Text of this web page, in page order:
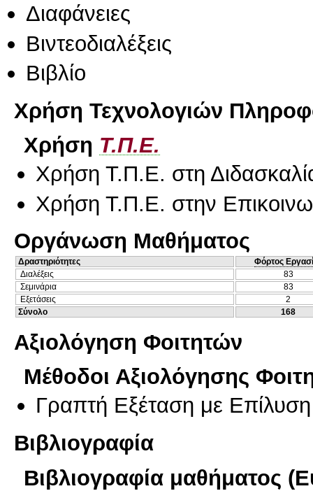
Διαφάνειες
Βιντεοδιαλέξεις
Βιβλίο
Χρήση Τεχνολογιών
Χρήση Τ.Π.Ε.
Χρήση Τ.Π.Ε. στη
Χρήση Τ.Π.Ε. στην
Οργάνωση Μαθήματος
Δραστηριότητες
Φόρτος
Διαλέξεις
83
Σεμινάρια
83
Εξετάσεις
2
Σύνολο
168
Αξιολόγηση Φοιτητών
Μέθοδοι Αξιολόγησης
Γραπτή Εξέταση με
Βιβλιογραφία
Βιβλιογραφία μαθήματος